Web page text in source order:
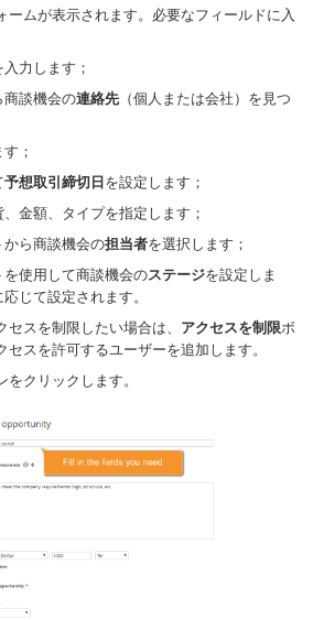
ームが表示されます。必要なフィールドに入
入力します；
商談機会の連絡先 （個人または会社）を見つ
；
予想取引締切日を設定します；
金額、タイプを指定します；
から商談機会の担当者を選択します；
を使用して商談機会のステージを設定しま
じて設定されます。
スを制限したい場合は、 アクセスを制限ボ
スを許可するユーザーを追加します。
をクリックします。